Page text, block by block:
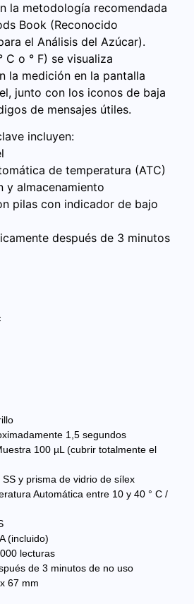
la metodología recomendada
Book (Reconocido
el Análisis del Azúcar).
C o ° F) se visualiza
la medición en la pantalla
junto con los iconos de baja
de mensajes útiles.
incluyen:
de temperatura (ATC)
y almacenamiento
pilas con indicador de bajo
después de 3 minutos
1,5 segundos
100 µL (cubrir totalmente el
y prisma de vidrio de sílex
Automática entre 10 y 40 ° C /
(incluido)
lecturas
de 3 minutos de no uso
67 mm